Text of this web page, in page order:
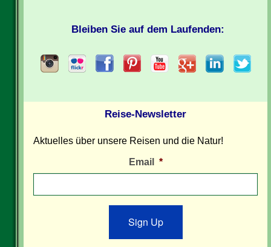
Bleiben Sie auf dem Laufenden:
Reise-Newsletter
Aktuelles über unsere Reisen und die Natur!
Email *
Sign Up